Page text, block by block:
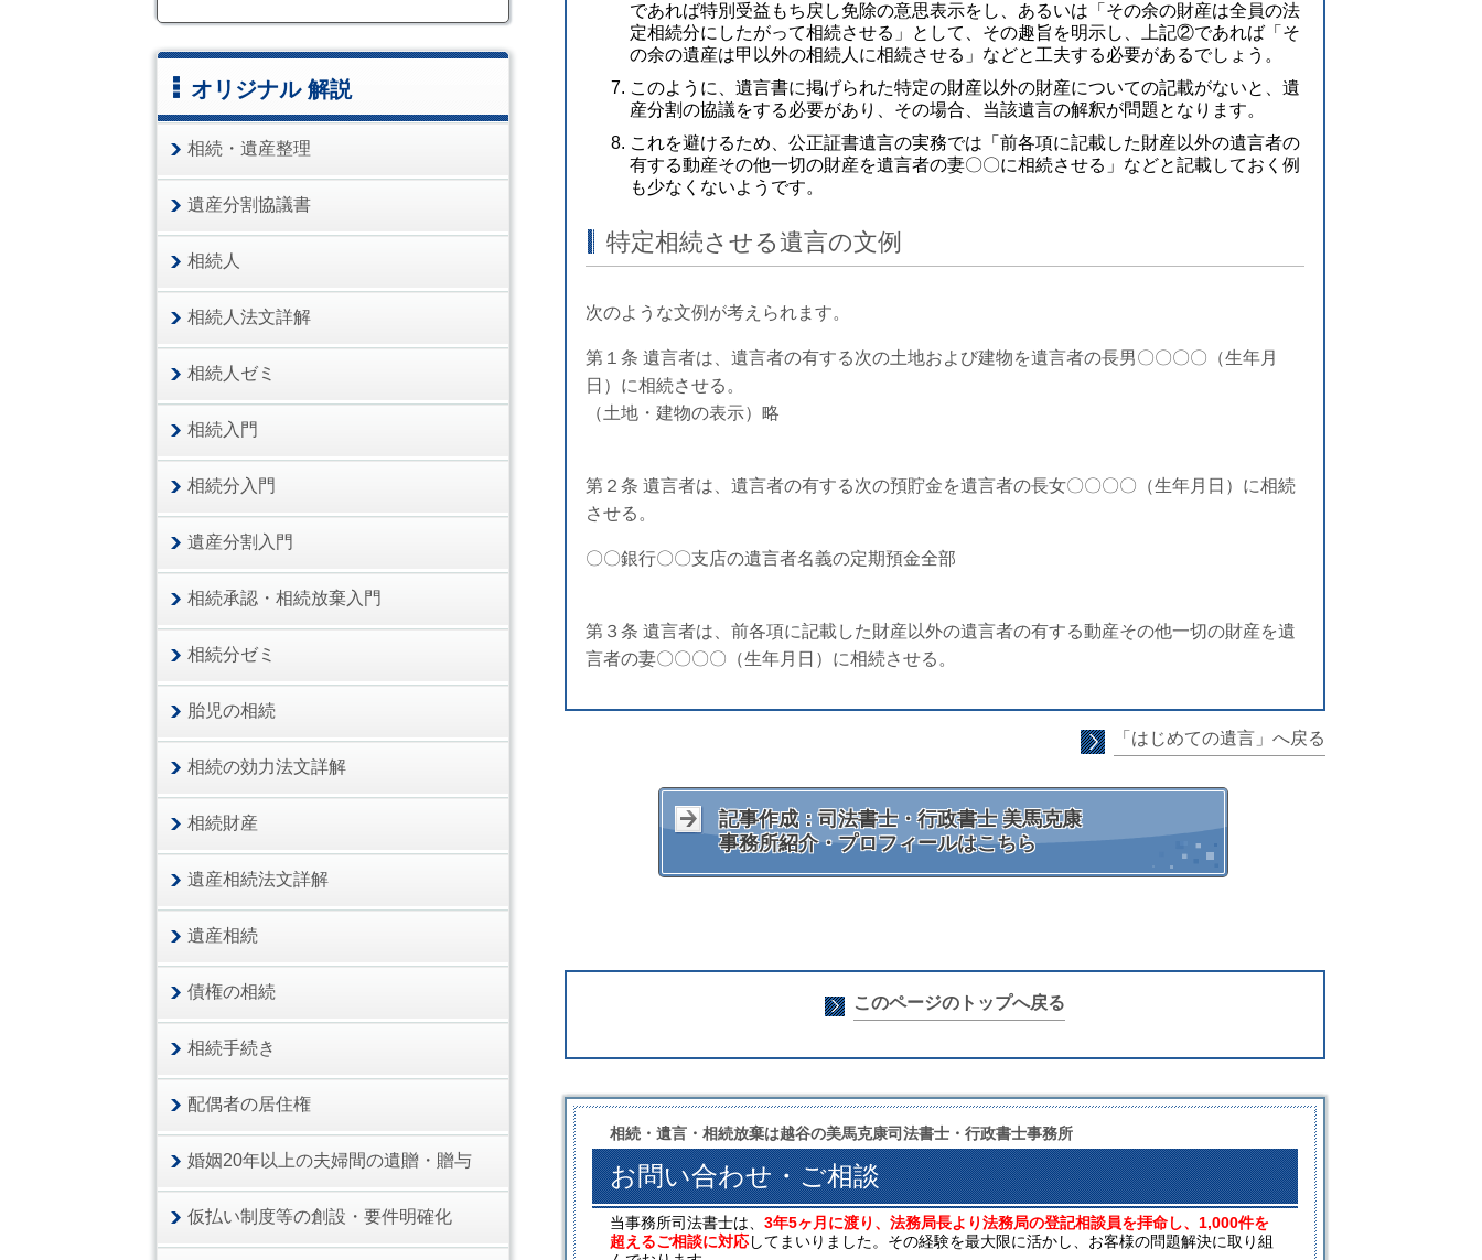
であれば特別受益もち戻し免除の意思表示をし、あるいは「その余の財産は全員の法
定相続分にしたがって相続させる」として、その趣旨を明示し、上記②であれば「そ
の余の遺産は甲以外の相続人に相続させる」などと工夫する必要があるでしょう。
このように、遺言書に掲げられた特定の財産以外の財産についての記載がないと、遺
産分割の協議をする必要があり、その場合、当該遺言の解釈が問題となります。
これを避けるため、公正証書遺言の実務では「前各項に記載した財産以外の遺言者の
有する動産その他一切の財産を遺言者の妻〇〇に相続させる」などと記載しておく例
も少なくないようです。
特定相続させる遺言の文例
次のような文例が考えられます。
第１条 遺言者は、遺言者の有する次の土地および建物を遺言者の長男〇〇〇〇（生年月
日）に相続させる。
（土地・建物の表示）略
第２条 遺言者は、遺言者の有する次の預貯金を遺言者の長女〇〇〇〇（生年月日）に相続
させる。
〇〇銀行〇〇支店の遺言者名義の定期預金全部
第３条 遺言者は、前各項に記載した財産以外の遺言者の有する動産その他一切の財産を遺
言者の妻〇〇〇〇（生年月日）に相続させる。
「はじめての遺言」へ戻る
記事作成：司法書士・行政書士 美馬克康
事務所紹介・プロフィールはこちら
このページのトップへ戻る
相続・遺言・相続放棄は越谷の美馬克康司法書士・行政書士事務所
お問い合わせ・ご相談
当事務所司法書士は、 3年5ヶ月に渡り、法務局長より法務局の登記相談員を拝命し、1,000件を
超えるご相談に対応してまいりました。その経験を最大限に活かし、お客様の問題解決に取り組
オリジナル 解説
相続・遺産整理
遺産分割協議書
相続人
相続人法文詳解
相続人ゼミ
相続入門
相続分入門
遺産分割入門
相続承認・相続放棄入門
相続分ゼミ
胎児の相続
相続の効力法文詳解
相続財産
遺産相続法文詳解
遺産相続
債権の相続
相続手続き
配偶者の居住権
婚姻20年以上の夫婦間の遺贈・贈与
仮払い制度等の創設・要件明確化